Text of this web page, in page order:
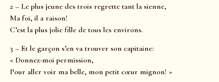
2 – Le plus jeune des trois regrette tant la sienne,
Ma foi, il a raison!
C’est la plus jolie fille de tous les environs.
3 – Et le garçon s’en va trouver son capitaine:
« Donnez-moi permission,
Pour aller voir ma belle, mon petit cœur mignon! »